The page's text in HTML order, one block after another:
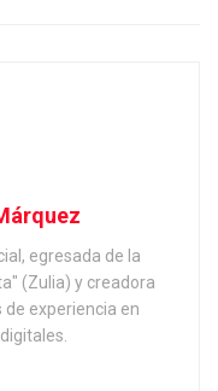
egresada de la
(Zulia) y creadora
de experiencia en